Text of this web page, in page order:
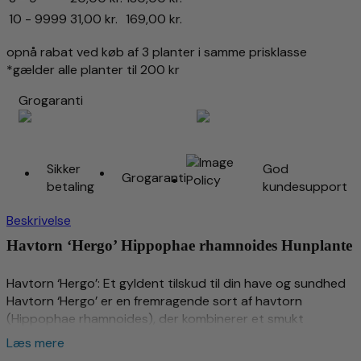
Blomstrer i foråret kræver en han plante vi anbefaler
Frugt:
Glatte og runde
Saftigt, orange flesh med syrlig smag
Hårdførhed:
Zone 4-9 (kan tåle temperaturer ned til -30°C)
Jordtype:
Foretrækker veldrænet jord, men tåler også sandjord og
Lysbehov:
Solrigt sted
Bestøvning:
10 - 9999 31,00 kr. 169,00 kr.
opnå rabat ved køb af 3 planter i samme prisklasse
*gælder alle planter til 200 kr
Grogaranti
Sikker
betaling
Grogaranti
God
kundesupport
Beskrivelse
Havtorn ‘Hergo’ Hippophae rhamnoides Hunplante
Havtorn ‘Hergo’: Et gyldent tilskud til din have og sundhed
Havtorn ‘Hergo’ er en fremragende sort af havtorn
(Hippophae rhamnoides), der kombinerer et smukt
udseende med rigeligt udbytte af gyldne bær. Her er, hvad
Læs mere